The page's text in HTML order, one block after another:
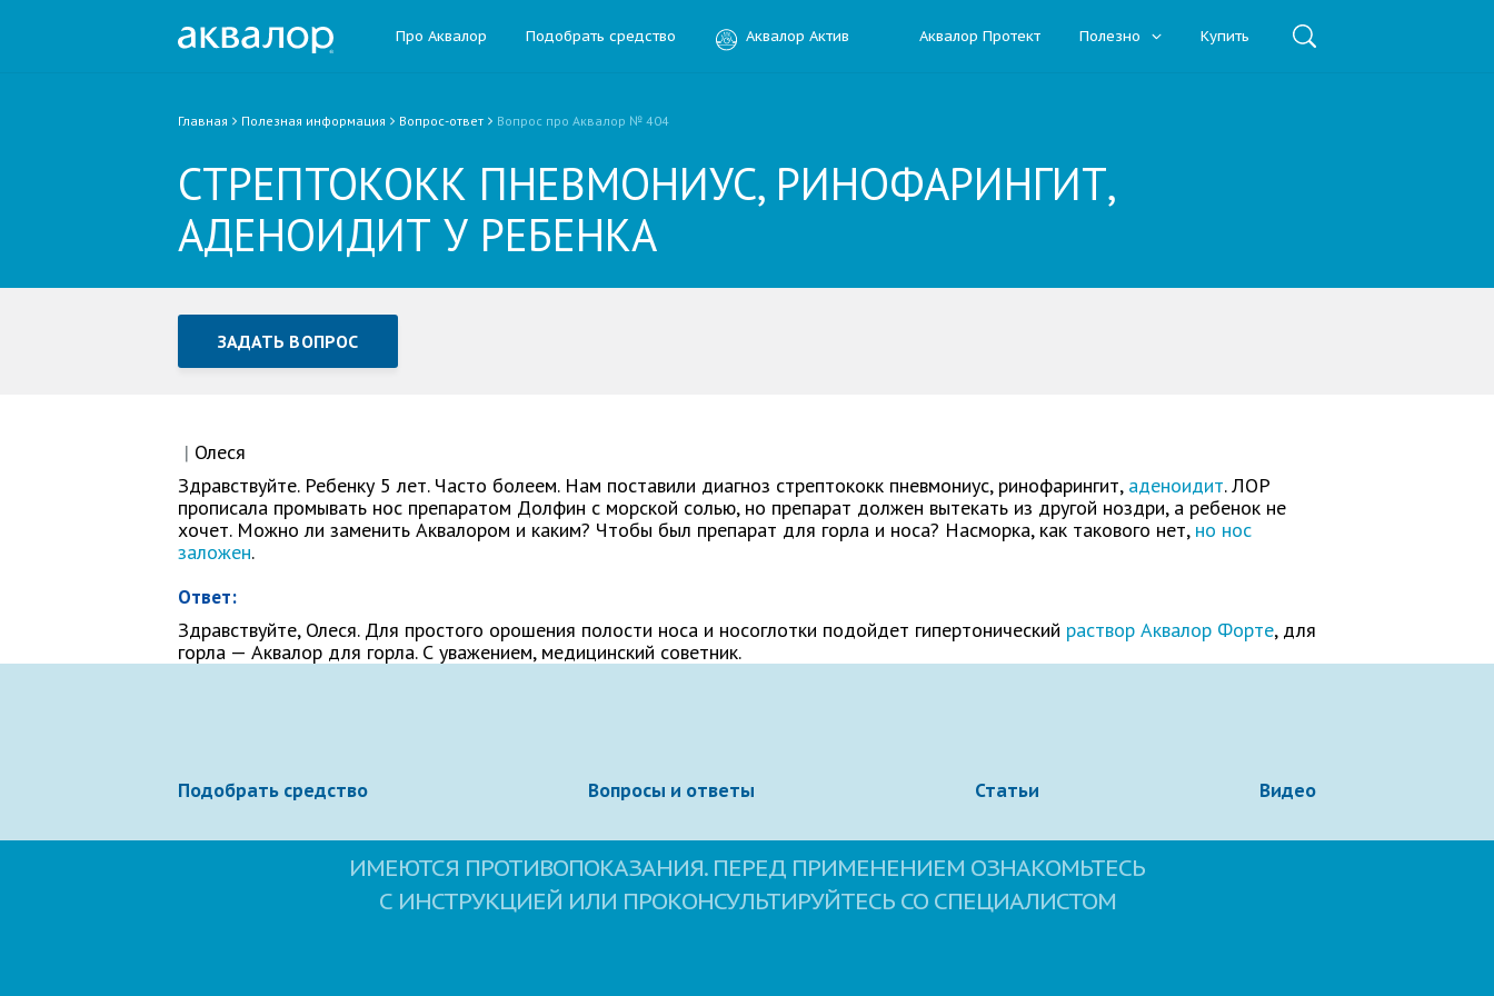
Про Аквалор Подобрать средство Аквалор Актив Аквалор Протект Полезно Купить
Главная Полезная информация Вопрос-ответ Вопрос про Аквалор № 404
СТРЕПТОКОКК ПНЕВМОНИУС, РИНОФАРИНГИТ,
АДЕНОИДИТ У РЕБЕНКА
ЗАДАТЬ ВОПРОС
Как Вас зовут Электронная почта
Ваше сообщение
Отправляя вопрос, я принимаюпользовательское соглашение сайта.
| Олеся
Здравствуйте. Ребенку 5 лет. Часто болеем. Нам поставили диагноз стрептококк пневмониус, ринофарингит, аденоидит. ЛОР
прописала промывать нос препаратом Долфин с морской солью, но препарат должен вытекать из другой ноздри, а ребенок не
хочет. Можно ли заменить Аквалором и каким? Чтобы был препарат для горла и носа? Насморка, как такового нет, но нос
заложен.
Ответ:
Здравствуйте, Олеся. Для простого орошения полости носа и носоглотки подойдет гипертонический раствор Аквалор Форте, для
горла — Аквалор для горла. С уважением, медицинский советник.
Подобрать средство Вопросы и ответы Статьи Видео
ИМЕЮТСЯ ПРОТИВОПОКАЗАНИЯ. ПЕРЕД ПРИМЕНЕНИЕМ ОЗНАКОМЬТЕСЬ
С ИНСТРУКЦИЕЙ ИЛИ ПРОКОНСУЛЬТИРУЙТЕСЬ СО СПЕЦИАЛИСТОМ